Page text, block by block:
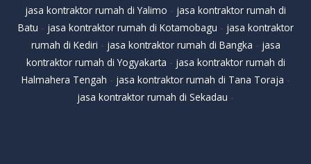
jasa kontraktor rumah di Yalimo - jasa kontraktor rumah di
Batu - jasa kontraktor rumah di Kotamobagu - jasa kontraktor
rumah di Kediri - jasa kontraktor rumah di Bangka - jasa
kontraktor rumah di Yogyakarta - jasa kontraktor rumah di
Halmahera Tengah - jasa kontraktor rumah di Tana Toraja -
jasa kontraktor rumah di Sekadau -